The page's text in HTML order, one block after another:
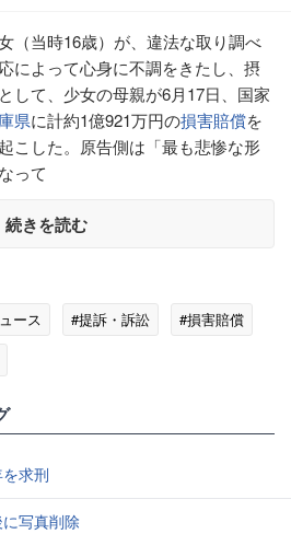
（当時16歳）が、違法な取り調べ
によって心身に不調をきたし、摂
して、少女の母親が6月17日、国家
県に計約1億921万円の損害賠償を
こした。原告側は「最も悲惨な形
って
続きを読む
ース #提訴・訴訟
#損害賠償
求刑
写真削除